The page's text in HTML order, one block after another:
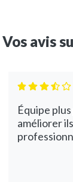
Vos avis
Équipe
améliorer